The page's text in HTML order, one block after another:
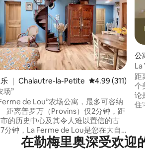
分 5 分），共 115 条评价
｜ Chalautre-la-Petite 平均评分 4.99
4.99 (311)
场”
de Lou”农场公寓，最多可容纳
距
的历史中心及其令人难以置信的古
分钟，La Ferme de Lou是您在大自
与我的可爱动物共度几天的理想场
在我的驴的柔和声音中醒来，结识我
公
La
距
个
论
住
巴
在勒梅里奥深受欢迎